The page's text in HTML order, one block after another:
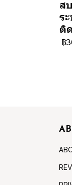
ส
ร
ติ
฿